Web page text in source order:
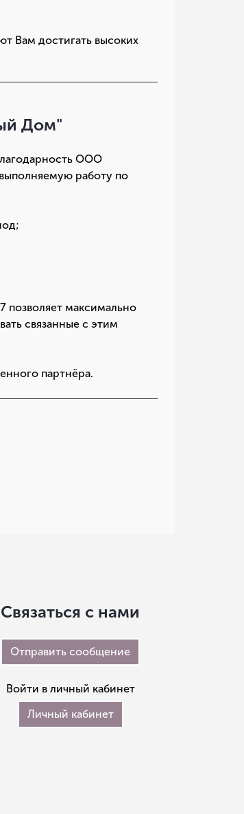
Вам достигать высоких
Дом"
ООО
работу по
позволяет максимально
связанные с этим
партнёра.
Связаться с нами
Отправить сообщение
Войти в личный кабинет
Личный кабинет